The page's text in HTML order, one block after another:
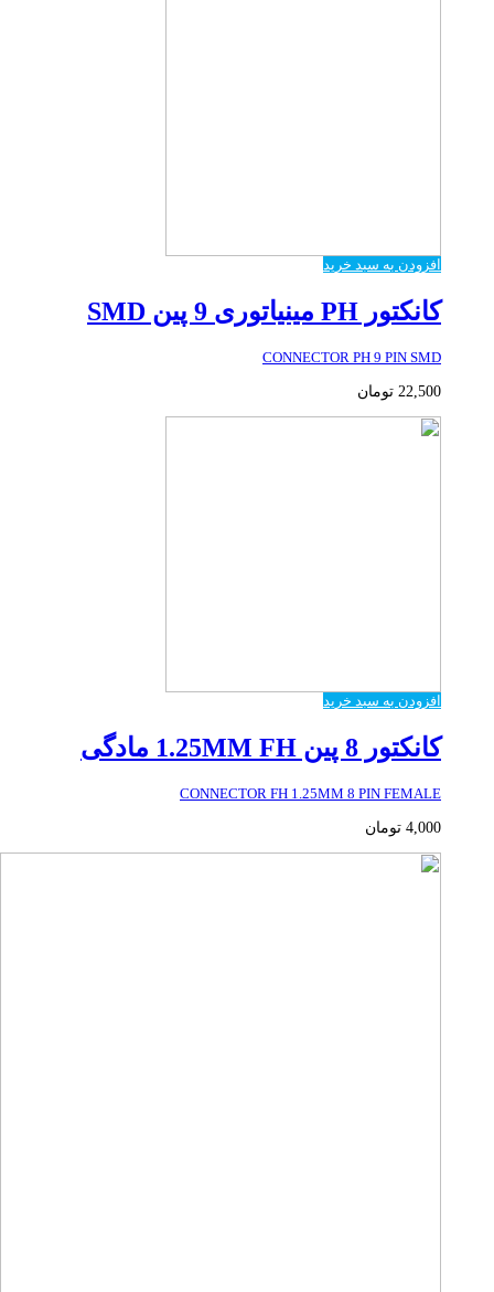
افزودن به سبد خرید
کانکتور PH مینیاتوری 9 پین SMD
CONNECTOR PH 9 PIN SMD
22,500 تومان
افزودن به سبد خرید
کانکتور 8 پین 1.25MM FH مادگی
CONNECTOR FH 1.25MM 8 PIN FEMALE
4,000 تومان